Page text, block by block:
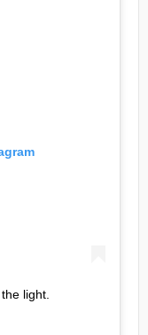
light.